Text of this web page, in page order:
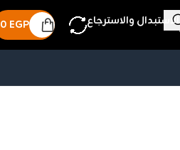
الاستبدال والاسترجاع 0 EGP